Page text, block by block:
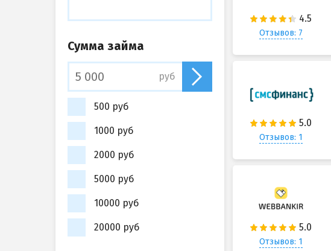
Отзывов: 7
Отзывов: 1
Отзывов: 1
Сумма займа
руб
500 руб
1000 руб
2000 руб
5000 руб
10000 руб
20000 руб